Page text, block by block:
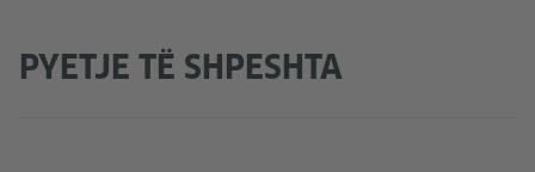
PYETJE TË SHPESHTA